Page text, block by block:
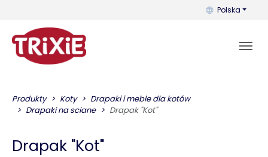
Możesz
Polska
Produkty Koty
Drapaki i meble dla kotów
Drapaki na sciane
Drapak "Kot"
Drapak "Kot"